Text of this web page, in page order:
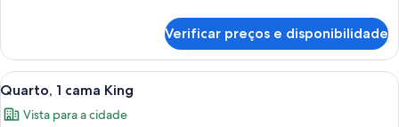
vista
para
a
piscina
1
cama
King,
para
Verificar preços e disponibilidade
Carrega
todas
as
Quarto de hotel com uma cama
9
Quarto, 1 cama King
Vista para a cidade